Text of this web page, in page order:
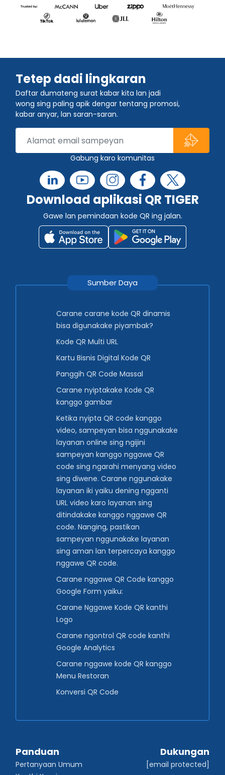
Tetep dadi lingkaran
Daftar dumateng surat kabar kita lan jadi
wong sing paling apik dengar tentang promosi,
kabar anyar, lan saran-saran.
Gabung karo komunitas
Download aplikasi QR TIGER
Gawe lan pemindaan kode QR ing jalan.
Sumber Daya
Carane carane kode QR dinamis
bisa digunakake piyambak?
Kode QR Multi URL
Kartu Bisnis Digital Kode QR
Panggih QR Code Massal
Carane nyiptakake Kode QR
kanggo gambar
Ketika nyipta QR code kanggo
video, sampeyan bisa nggunakake
layanan online sing ngijini
sampeyan kanggo nggawe QR
code sing ngarahi menyang video
sing diwene. Carane nggunakake
layanan iki yaiku dening ngganti
URL video karo layanan sing
ditindakake kanggo nggawe QR
code. Nanging, pastikan
sampeyan nggunakake layanan
sing aman lan terpercaya kanggo
nggawe QR code.
Carane nggawe QR Code kanggo
Google Form yaiku:
Carane Nggawe Kode QR kanthi
Logo
Carane ngontrol QR code kanthi
Google Analytics
Carane nggawe kode QR kanggo
Menu Restoran
Konversi QR Code
Panduan
Pertanyaan Umum
Dukungan
[email protected]